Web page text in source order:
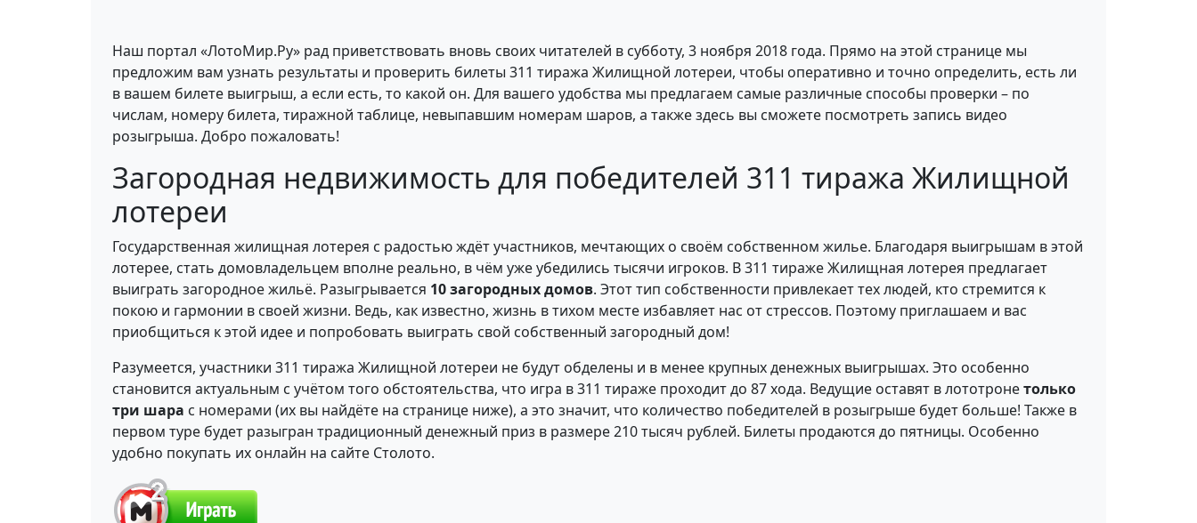
Наш портал «ЛотоМир.Ру» рад приветствовать вновь своих читателей в субботу, 3 ноября 2018 года. Прямо на этой странице мы
предложим вам узнать результаты и проверить билеты 311 тиража Жилищной лотереи, чтобы оперативно и точно определить, есть ли
в вашем билете выигрыш, а если есть, то какой он. Для вашего удобства мы предлагаем самые различные способы проверки – по
числам, номеру билета, тиражной таблице, невыпавшим номерам шаров, а также здесь вы сможете посмотреть запись видео
розыгрыша. Добро пожаловать!
Загородная недвижимость для победителей 311 тиража Жилищной
лотереи
Государственная жилищная лотерея с радостью ждёт участников, мечтающих о своём собственном жилье. Благодаря выигрышам в этой
лотерее, стать домовладельцем вполне реально, в чём уже убедились тысячи игроков. В 311 тираже Жилищная лотерея предлагает
выиграть загородное жильё. Разыгрывается 10 загородных домов. Этот тип собственности привлекает тех людей, кто стремится к
покою и гармонии в своей жизни. Ведь, как известно, жизнь в тихом месте избавляет нас от стрессов. Поэтому приглашаем и вас
приобщиться к этой идее и попробовать выиграть свой собственный загородный дом!
Разумеется, участники 311 тиража Жилищной лотереи не будут обделены и в менее крупных денежных выигрышах. Это особенно
становится актуальным с учётом того обстоятельства, что игра в 311 тираже проходит до 87 хода. Ведущие оставят в лототронетолько
три шара с номерами (их вы найдёте на странице ниже), а это значит, что количество победителей в розыгрыше будет больше! Также в
первом туре будет разыгран традиционный денежный приз в размере 210 тысяч рублей. Билеты продаются до пятницы. Особенно
удобно покупать их онлайн на сайте Столото.